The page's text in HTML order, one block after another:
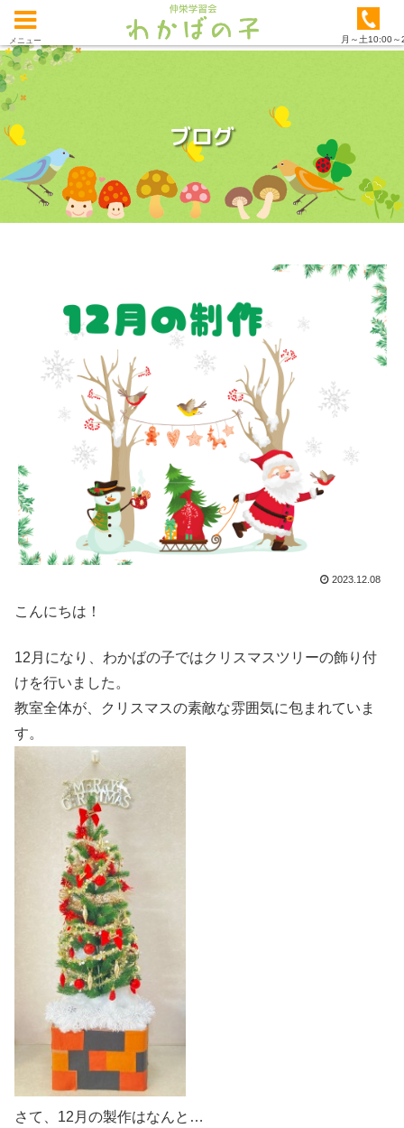
ブログ
2023.12.08
こんにちは！
12月になり、わかばの子ではクリスマスツリーの飾り付
けを行いました。
教室全体が、クリスマスの素敵な雰囲気に包まれていま
す。
さて、12月の製作はなんと…
メニュー 月～土10:00